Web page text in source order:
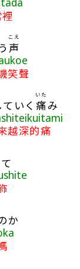
う 声
こえ
笑聲
ていく 痛
いた
み
越深的痛
か